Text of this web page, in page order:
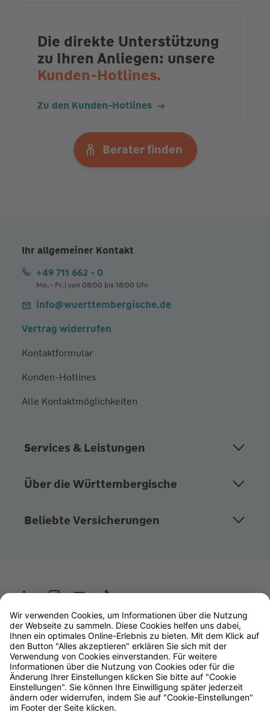
Berater finden
Die direkte Unterstützung
zu Ihren Anliegen: unsere
Kunden-Hotlines.
Zu den Kunden-Hotlines
Ihr allgemeiner Kontakt
+49 711 662 - 0
Mo. - Fr. | von 08:00 bis 18:00 Uhr
info@wuerttembergische.de
Vertrag widerrufen
Kontaktformular
Kunden-Hotlines
Alle Kontaktmöglichkeiten
Services & Leistungen
Über die Württembergische
Beliebte Versicherungen
Wüstenrot
W&W Gruppe
OLB Bank
Makler
Impressum